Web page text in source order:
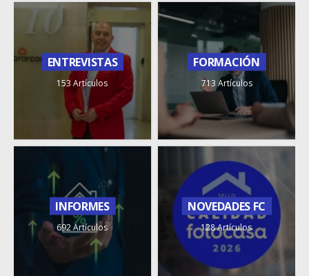
ENTREVISTAS
153 Artículos
FORMACIÓN
713 Artículos
INFORMES
692 Artículos
NOVEDADES FC
128 Artículos